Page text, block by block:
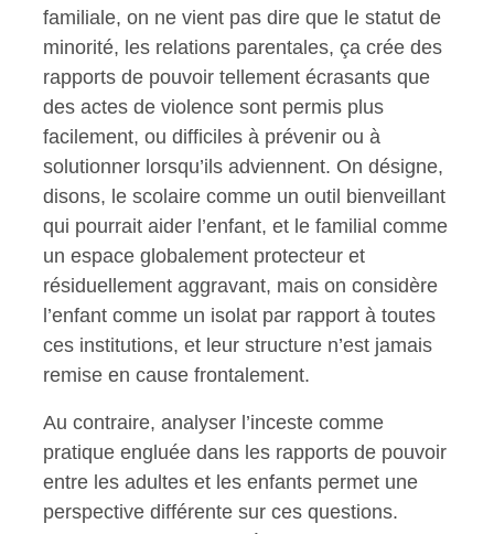
familiale, on ne vient pas dire que le statut de
minorité, les relations parentales, ça crée des
rapports de pouvoir tellement écrasants que
des actes de violence sont permis plus
facilement, ou difficiles à prévenir ou à
solutionner lorsqu’ils adviennent. On désigne,
disons, le scolaire comme un outil bienveillant
qui pourrait aider l’enfant, et le familial comme
un espace globalement protecteur et
résiduellement aggravant, mais on considère
l’enfant comme un isolat par rapport à toutes
ces institutions, et leur structure n’est jamais
remise en cause frontalement.
Au contraire, analyser l’inceste comme
pratique engluée dans les rapports de pouvoir
entre les adultes et les enfants permet une
perspective différente sur ces questions.